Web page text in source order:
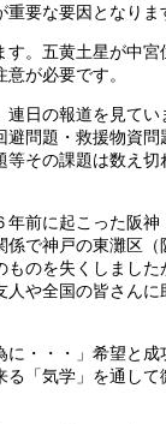
要な要因となりま
。五黄土星が中
が必要です。
日の報道を見てい
問題・救援物資問
その課題は数え切
前に起こった阪
で神戸の東灘区（
のを失くしまし
や全国の皆さんに
・・・」希望と成
「気学」を通して